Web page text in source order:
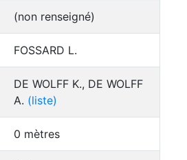
(non renseigné)
FOSSARD L.
DE WOLFF K., DE WOLFF
A. (liste)
0 mètres